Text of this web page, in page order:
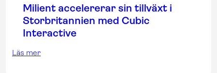
Milient accelererar sin tillväxt i
Storbritannien med Cubic
Interactive
Läs mer